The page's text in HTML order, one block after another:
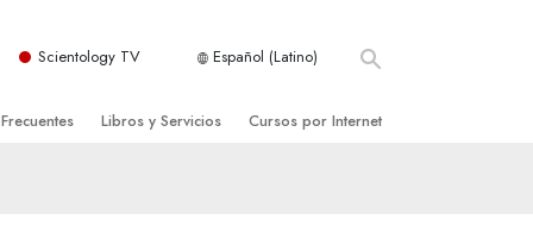
Scientology TV Español (Latino)
Libros y Servicios Cursos por Internet